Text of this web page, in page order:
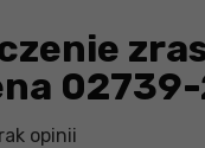
opinii